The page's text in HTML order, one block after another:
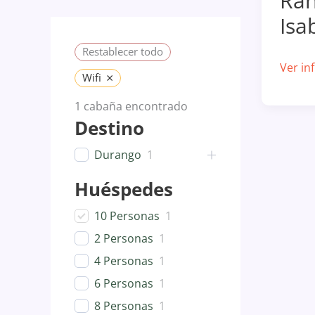
Restablecer todo
Wifi ×
1 cabaña encontrado
Destino
Durango 1
Huéspedes
10 Personas 1
2 Personas 1
4 Personas 1
6 Personas 1
8 Personas 1
Ver